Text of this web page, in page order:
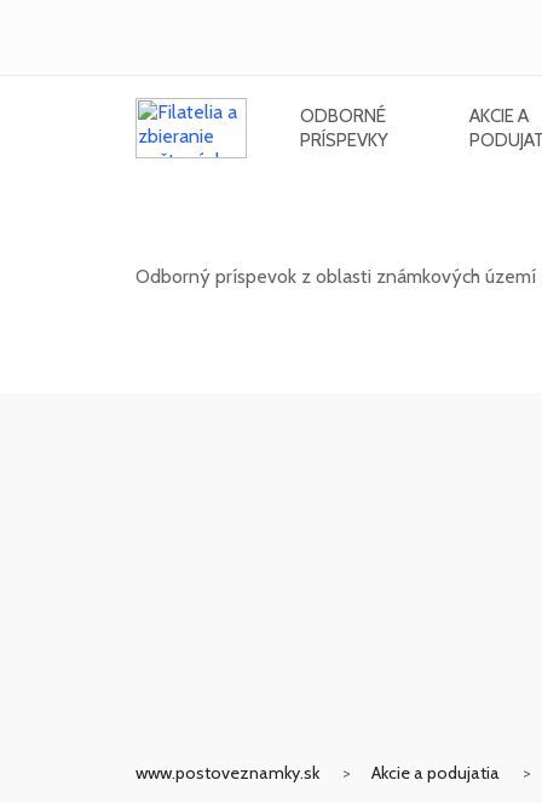
ODBORNÉ
PRÍSPEVKY
AKCIE A
Odborný príspevok z oblasti známkových
www.postoveznamky.sk Akcie a podujatia